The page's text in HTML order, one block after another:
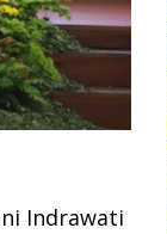
Indrawati